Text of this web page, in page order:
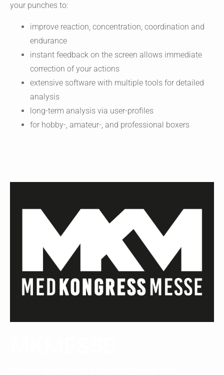
your punches to:
improve reaction, concentration, coordination and
endurance
instant feedback on the screen allows immediate
correction of your actions
extensive software with multiple tools for detailed
analysis
long-term analysis via user-profiles
for hobby-, amateur-, and professional boxers